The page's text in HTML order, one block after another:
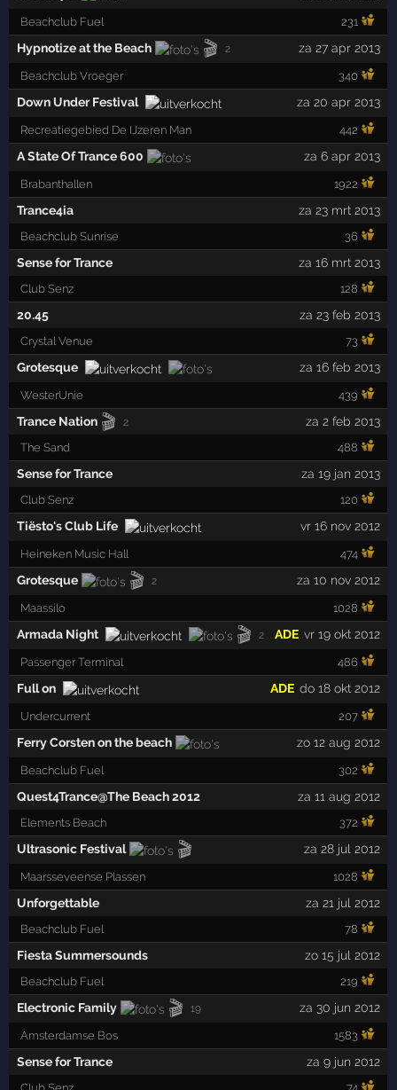
Beachclub Fuel 231
Hypnotize at the Beach 🎬 2 za 27 apr 2013
Beachclub Vroeger 340
Down Under Festival za 20 apr 2013
Recreatiegebied De IJzeren Man 442
A State Of Trance 600 za 6 apr 2013
Brabanthallen 1922
Trance4ia za 23 mrt 2013
Beachclub Sunrise 36
Sense for Trance za 16 mrt 2013
Club Senz 128
20.45 za 23 feb 2013
Crystal Venue 73
Grotesque za 16 feb 2013
WesterUnie 439
Trance Nation 🎬 2 za 2 feb 2013
The Sand 488
Sense for Trance za 19 jan 2013
Club Senz 120
Tiësto's Club Life vr 16 nov 2012
Heineken Music Hall 474
Grotesque 🎬 2 za 10 nov 2012
Maassilo 1028
Armada Night 🎬 2 vr 19 okt 2012
ADE
Passenger Terminal 486
Full on do 18 okt 2012
ADE
Undercurrent 207
Ferry Corsten on the beach zo 12 aug 2012
Beachclub Fuel 302
Quest4Trance@The Beach 2012 za 11 aug 2012
Elements Beach 372
Ultrasonic Festival 🎬 za 28 jul 2012
Maarsseveense Plassen 1028
Unforgettable za 21 jul 2012
Beachclub Fuel 78
Fiesta Summersounds zo 15 jul 2012
Beachclub Fuel 219
Electronic Family 🎬 19 za 30 jun 2012
Amsterdamse Bos 1583
Sense for Trance za 9 jun 2012